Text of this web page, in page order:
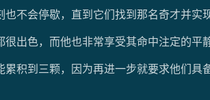
不会停歇，直到它们找到那名奇才并实
出色，而他也非常享受其命中注定的平
积到三颗，因为再进一步就要求他们具